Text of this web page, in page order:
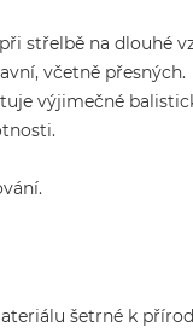
střelbě na dlouhé
včetně přesných.
výjimečné
šetrné k